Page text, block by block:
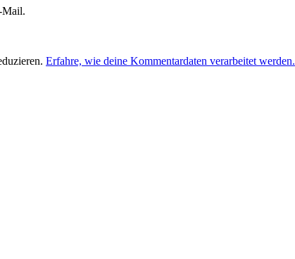
Mail.
Erfahre, wie deine Kommentardaten verarbeitet werden.